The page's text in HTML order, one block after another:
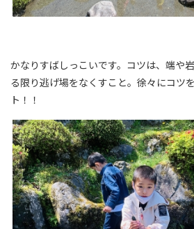
かなりすばしっこいです。コツは、端や
る限り逃げ場をなくすこと。徐々にコツ
ト！！